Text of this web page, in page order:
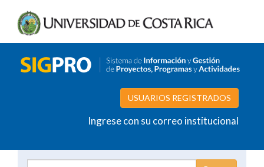
USUARIOS REGISTRADOS
Ingrese con su correo institucional